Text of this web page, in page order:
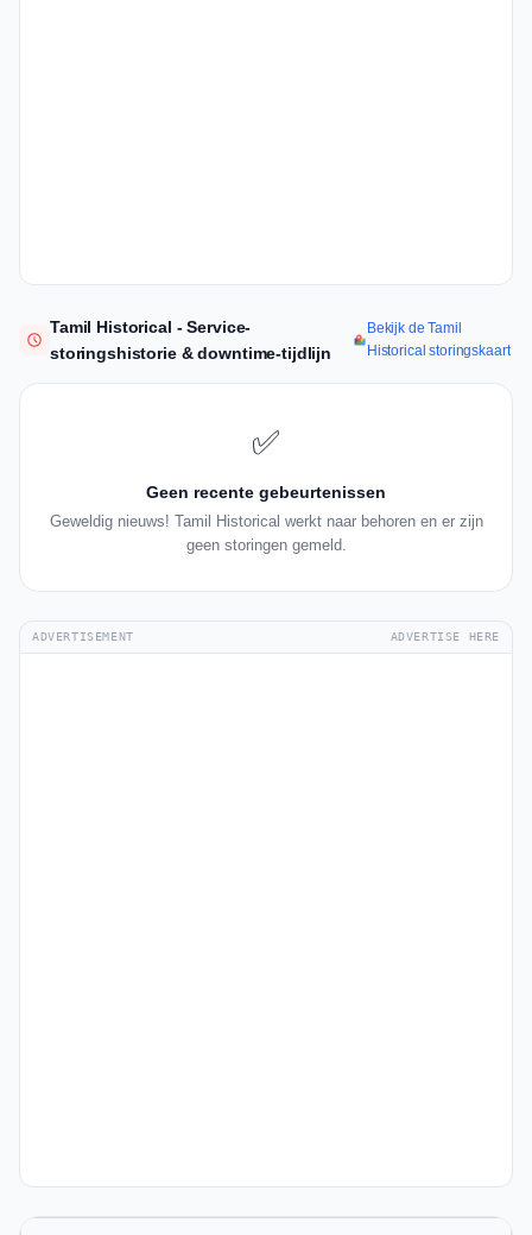
Tamil Historical - Service-
storingshistorie & downtime-tijdlijn
Bekijk de Tamil
Historical storingskaart
✅
Geen recente gebeurtenissen
Geweldig nieuws! Tamil Historical werkt naar behoren en er zijn
geen storingen gemeld.
ADVERTISEMENT ADVERTISE HERE